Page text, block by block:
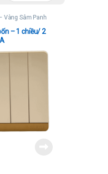
Vàng Sâm Panh
– 1 chiều/ 2